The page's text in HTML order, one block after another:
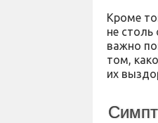
Кроме
не столь
важно
том,
их